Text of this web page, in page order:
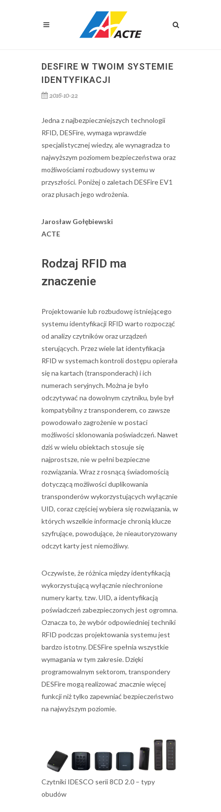
DESFIRE W TWOIM SYSTEMIE
IDENTYFIKACJI
2016-10-22
Jedna z najbezpieczniejszych technologii
RFID, DESFire, wymaga wprawdzie
specjalistycznej wiedzy, ale wynagradza to
najwyższym poziomem bezpieczeństwa oraz
możliwościami rozbudowy systemu w
przyszłości. Poniżej o zaletach DESFire EV1
oraz plusach jego wdrożenia.
Jarosław Gołębiewski
ACTE
Rodzaj RFID ma
znaczenie
Projektowanie lub rozbudowę istniejącego
systemu identyfikacji RFID warto rozpocząć
od analizy czytników oraz urządzeń
sterujących. Przez wiele lat identyfikacja
RFID w systemach kontroli dostępu opierała
się na kartach (transponderach) i ich
numerach seryjnych. Można je było
odczytywać na dowolnym czytniku, byle był
kompatybilny z transponderem, co zawsze
powodowało zagrożenie w postaci
możliwości sklonowania poświadczeń. Nawet
dziś w wielu obiektach stosuje się
najprostsze, nie w pełni bezpieczne
rozwiązania. Wraz z rosnącą świadomością
dotyczącą możliwości duplikowania
transponderów wykorzystujących wyłącznie
UID, coraz częściej wybiera się rozwiązania, w
których wszelkie informacje chronią klucze
szyfrujące, powodujące, że nieautoryzowany
odczyt karty jest niemożliwy.
Oczywiste, że różnica między identyfikacją
wykorzystującą wyłącznie niechronione
numery karty, tzw. UID, a identyfikacją
poświadczeń zabezpieczonych jest ogromna.
Oznacza to, że wybór odpowiedniej techniki
RFID podczas projektowania systemu jest
bardzo istotny. DESFire spełnia wszystkie
wymagania w tym zakresie. Dzięki
programowalnym sektorom, transpondery
DESFire mogą realizować znacznie więcej
funkcji niż tylko zapewniać bezpieczeństwo
na najwyższym poziomie.
Czytniki IDESCO serii 8CD 2.0 – typy
obudów